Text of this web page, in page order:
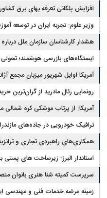
افزایش پلکانی تعرفه بهای برق
وزیر علوم: تجربه ایران در توسعه
هشدار کارشناسان سازمان ملل
ایستگاه‌های بازرسی هوشمند؛
آمریکا اوایل شهریور میزبان مجمع
رونمایی رئال مادرید از گران‌ترین
آمریکا: از پرتاب موشکی کره
ترافیک خودرویی در جاده‌های
همکاری‌های راهبردی تجاری و
استاندار البرز: زیرساخت های
سرپرست کمیته شنا هنری بانوان
زمینه عرضه خدمات فنی و مهندسی